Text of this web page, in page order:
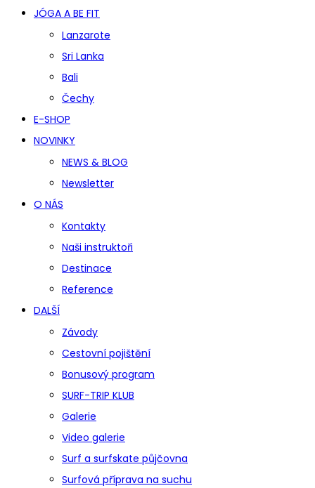
JÓGA A BE FIT
Lanzarote
Sri Lanka
Bali
Čechy
E-SHOP
NOVINKY
NEWS & BLOG
Newsletter
O NÁS
Kontakty
Naši instruktoři
Destinace
Reference
DALŠÍ
Závody
Cestovní pojištění
Bonusový program
SURF-TRIP KLUB
Galerie
Video galerie
Surf a surfskate půjčovna
Surfová příprava na suchu